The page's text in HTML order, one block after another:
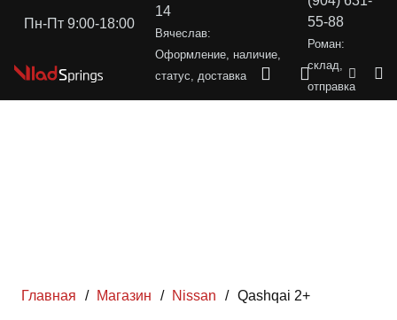
Пн-Пт 9:00-18:00
14
Вячеслав:
Оформление, наличие,
статус, доставка
55-88
Роман:
склад,
отправка
Главная / Магазин / Nissan / Qashqai 2+